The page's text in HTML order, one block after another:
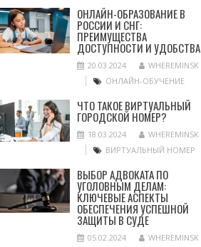
ОНЛАЙН-ОБРАЗОВАНИЕ В
РОССИИ И СНГ:
ПРЕИМУЩЕСТВА
ДОСТУПНОСТИ И УДОБСТВА
20.03.2024
WHEREMINSK
ОНЛАЙН-ОБУЧЕНИЕ
ЧТО ТАКОЕ ВИРТУАЛЬНЫЙ
ГОРОДСКОЙ НОМЕР?
18.03.2024
WHEREMINSK
ВИРТУАЛЬНЫЙ НОМЕР
ВЫБОР АДВОКАТА ПО
УГОЛОВНЫМ ДЕЛАМ:
КЛЮЧЕВЫЕ АСПЕКТЫ
ОБЕСПЕЧЕНИЯ УСПЕШНОЙ
ЗАЩИТЫ В СУДЕ
05.02.2024 WHEREMINSK